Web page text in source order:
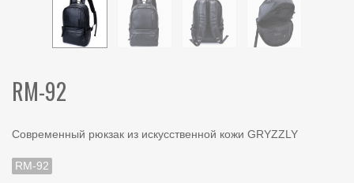
RM-92
Современный рюкзак из искусственной кожи GRYZZLY
RM-92